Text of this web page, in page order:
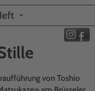
von Toshio